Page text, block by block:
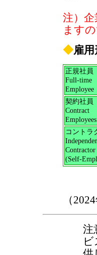
注）
ます
◆雇
正規社員
Full-time
Employee
契約社員
Contract
Employees
コントラ
Contractor
(Self-
（
注